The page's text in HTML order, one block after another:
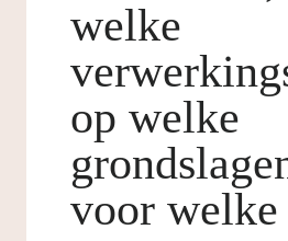
welke
op welke
voor welke